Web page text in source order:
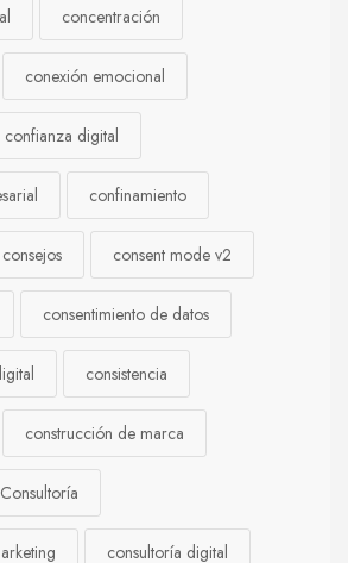
concentración
conexión emocional
confianza digital
confinamiento
consejos consent mode v2
consentimiento de datos
consistencia
construcción de marca
Consultoría
consultoría digital